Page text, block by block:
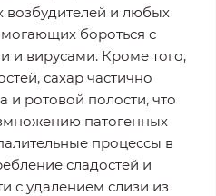
возбудителей и любых
бороться с
и вирусами. Кроме того,
сахар частично
и ротовой полости, что
патогенных
процессы в
сладостей и
с удалением слизи из